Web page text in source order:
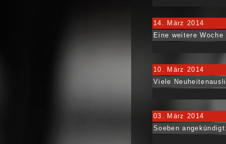
14. März 2014
Eine weitere
10. März 2014
Viele
03. März 2014
Soeben